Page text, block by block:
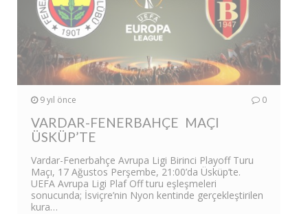
9 yıl önce 0
VARDAR-FENERBAHÇE MAÇI
ÜSKÜP’TE
Vardar-Fenerbahçe Avrupa Ligi Birinci Playoff Turu
Maçı, 17 Ağustos Perşembe, 21:00’da Üsküp’te.
UEFA Avrupa Ligi Plaf Off turu eşleşmeleri
sonucunda; İsviçre’nin Nyon kentinde gerçekleştirilen
kura…